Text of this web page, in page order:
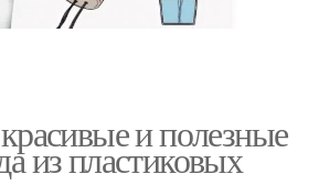
и полезные
из пластиковых